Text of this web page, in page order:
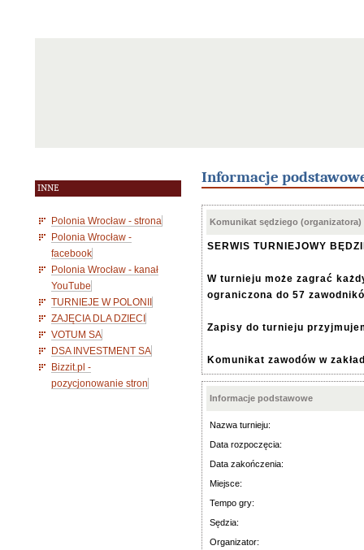
INNE
Polonia Wrocław - strona
Polonia Wrocław -
facebook
Polonia Wrocław - kanał
YouTube
TURNIEJE W POLONII
ZAJĘCIA DLA DZIECI
VOTUM SA
DSA INVESTMENT SA
Bizzit.pl -
pozycjonowanie stron
Informacje
Komunikat sędziego (organizatora)
SERWIS TURNIEJOWY
W turnieju może zagrać
ograniczona do 57
Zapisy do turnieju
Komunikat zawodów w
Informacje podstawowe
Nazwa turnieju:
Data rozpoczęcia:
Data zakończenia:
Miejsce:
Tempo gry:
Sędzia:
Organizator: